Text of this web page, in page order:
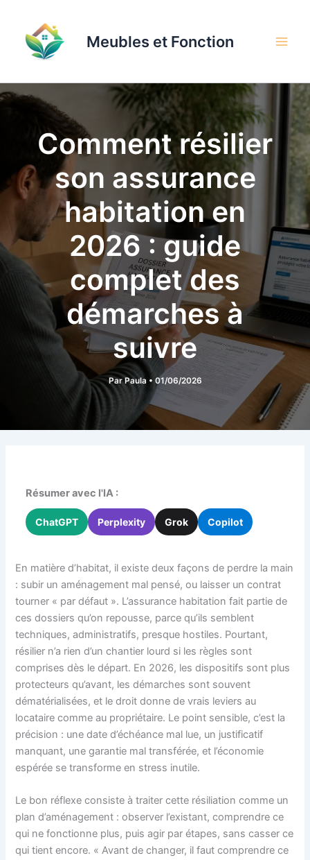
contenu
Meubles et Fonction
Comment résilier
son assurance
habitation en
2026 : guide
complet des
démarches à
suivre
ParPaula • 01/06/2026
Résumer avec l'IA :
ChatGPT Perplexity Grok Copilot
En matière d’habitat, il existe deux façons de perdre la main
: subir un aménagement mal pensé, ou laisser un contrat
tourner « par défaut ». L’assurance habitation fait partie de
ces dossiers qu’on repousse, parce qu’ils semblent
techniques, administratifs, presque hostiles. Pourtant,
résilier n’a rien d’un chantier lourd si les règles sont
comprises dès le départ. En 2026, les dispositifs sont plus
protecteurs qu’avant, les démarches sont souvent
dématérialisées, et le droit donne de vrais leviers au
locataire comme au propriétaire. Le point sensible, c’est la
précision : une date d’échéance mal lue, un justificatif
manquant, une garantie mal transférée, et l’économie
espérée se transforme en stress inutile.
Le bon réflexe consiste à traiter cette résiliation comme un
plan d’aménagement : observer l’existant, comprendre ce
qui ne fonctionne plus, puis agir par étapes, sans casser ce
qui tient encore. « Avant de changer, il faut comprendre ce